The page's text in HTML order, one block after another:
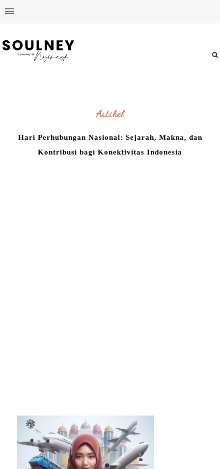
Artikel
Hari Perhubungan Nasional: Sejarah, Makna, dan
Kontribusi bagi Konektivitas Indonesia